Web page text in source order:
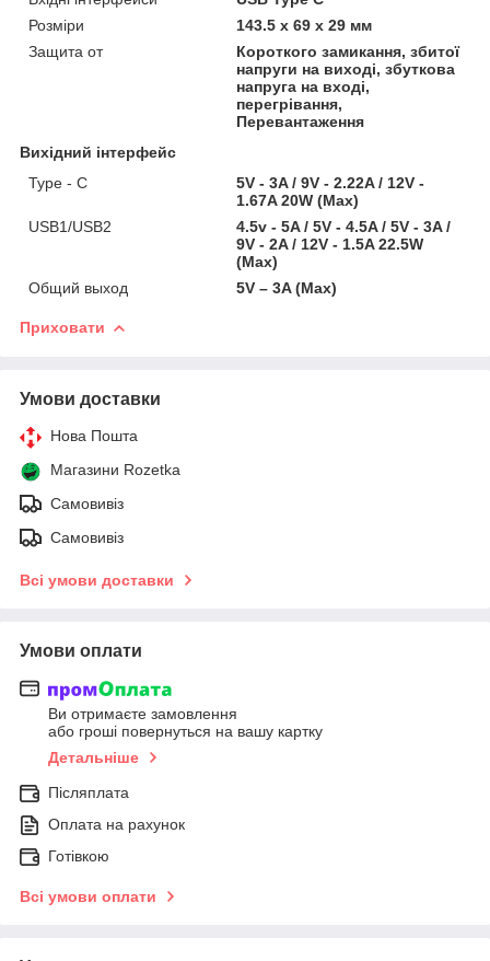
Розміри
143.5 х 69 х 29 мм
Защита от
Короткого замикання, збитої
напруги на виході, збуткова
напруга на вході,
перегрівання,
Перевантаження
Вихідний інтерфейс
Type - C
5V - 3A / 9V - 2.22A / 12V -
1.67A 20W (Max)
USB1/USB2
4.5v - 5A / 5V - 4.5A / 5V - 3A /
9V - 2A / 12V - 1.5A 22.5W
(Max)
Общий выход
5V – 3A (Max)
Приховати
Умови доставки
Нова Пошта
Магазини Rozetka
Самовивіз
Самовивіз
Всі умови доставки
Умови оплати
Ви отримаєте замовлення
або гроші повернуться на вашу картку
Детальніше
Післяплата
Оплата на рахунок
Готівкою
Всі умови оплати